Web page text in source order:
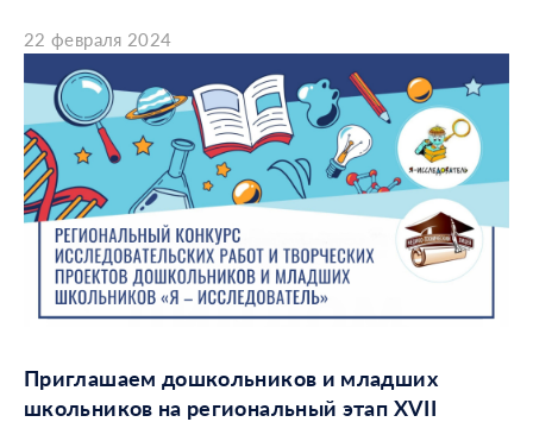
22 февраля 2024
Приглашаем дошкольников и младших
школьников на региональный этап XVII